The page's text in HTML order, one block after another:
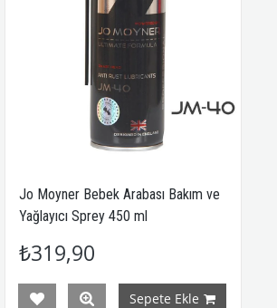
Jo Moyner Bebek Arabası Bakım ve
Yağlayıcı Sprey 450 ml
₺319,90
Sepete Ekle